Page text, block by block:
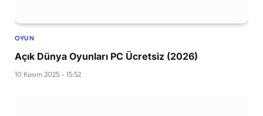
OYUN
Açık Dünya Oyunları PC Ücretsiz (2026)
10 Kasım 2025 - 15:52